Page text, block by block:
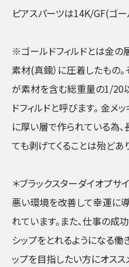
ピアスパーツは14K/GF(ゴー
※ゴールドフィルドとは金の
素材(真鍮）に圧着したもの
が素材を含む総重量の1/20
ドフィルドと呼びます。 金メ
に厚い層で作られている為
ても剥げてくることは殆どあ
＊ブラックスターダイオプサ
悪い環境を改善して幸運に
れています。また、仕事の成
シップをとれるようになる働
ップを目指したい方にオスス